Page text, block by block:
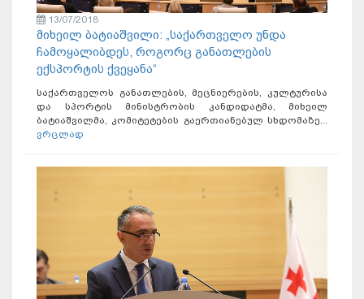
13/07/2018
მიხეილ ბატიაშვილი: „საქართველო უნდა
ჩამოყალიბდეს, როგორც განათლების
ექსპორტის ქვეყანა“
საქართველოს განათლების, მეცნიერების, კულტურისა
და სპორტის მინისტრობის კანდიდატმა, მიხეილ
ბატიაშვილმა, კომიტეტების გაერთიანებულ სხდომაზე...
ვრცლად